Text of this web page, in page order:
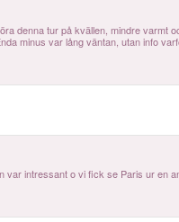
denna tur på kvällen, mindre
minus var lång väntan, utan info
var intressant o vi fick se Paris ur en